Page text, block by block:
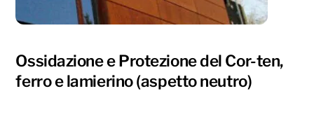
Ossidazione e Protezione del Cor-ten,
ferro e lamierino (aspetto neutro)